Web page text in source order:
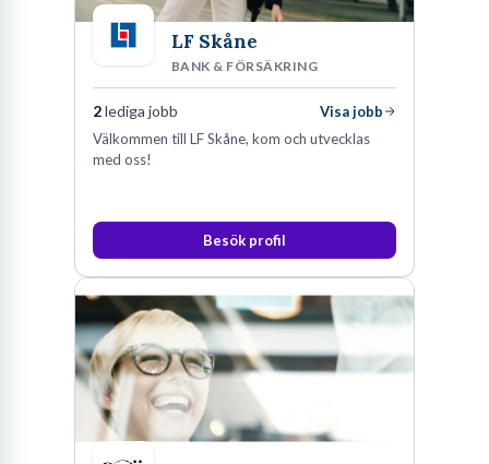
LF Skåne
BANK & FÖRSÄKRING
2lediga jobb
Visa jobb
Välkommen till LF Skåne, kom och utvecklas
med oss!
Besök profil